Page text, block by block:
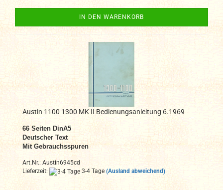
IN DEN WARENKORB
Austin 1100 1300 MK II Bedienungsanleitung 6.1969
66 Seiten DinA5
Deutscher Text
Mit Gebrauchsspuren
Art.Nr.: Austin6945cd
Lieferzeit:
3-4 Tage (Ausland abweichend)